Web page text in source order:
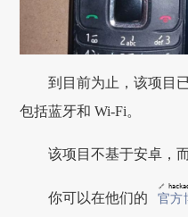
到目前为止，该项目
包括蓝牙和 Wi-Fi。
该项目不基于安卓，
你可以在他们的 官方
🔗